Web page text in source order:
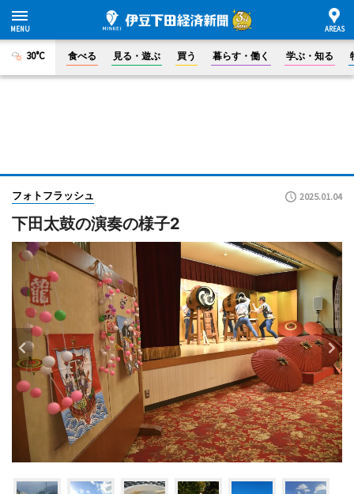
30°C 食べる 見る・遊ぶ 買う 暮らす・働く 学ぶ・知る
フォトフラッシュ 2025.01.04
下田太鼓の演奏の様子2